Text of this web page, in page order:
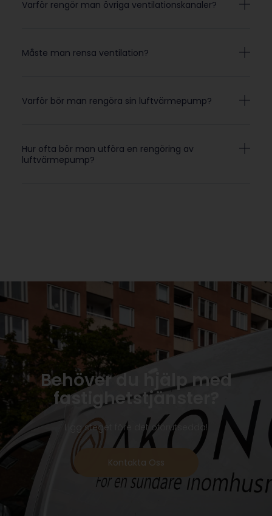
Varför rengör man övriga ventilationskanaler?
Måste man rensa ventilation?
Varför bör man rengöra sin luftvärmepump?
Hur ofta bör man utföra en rengöring av
luftvärmepump?
Behöver du hjälp med
fastighetstjänster?
Ligg steget före det oförutsedda!
Kontakta Oss